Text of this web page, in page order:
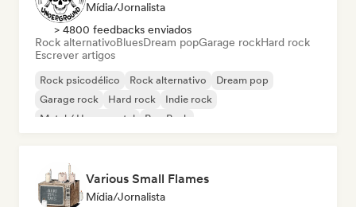
Mídia/Jornalista
> 4800 feedbacks enviados
Rock alternativoBluesDream popGarage rockHard rock
Escrever artigos
Rock psicodélico Rock alternativo
Dream pop
Garage rock
Hard rock
Indie rock
Metal / Heavy metal
Pop Punk
Various Small Flames
Mídia/Jornalista